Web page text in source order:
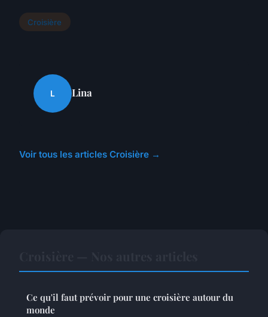
Croisière
L Lina
Voir tous les articles Croisière →
Ce qu'il faut prévoir pour une croisière autour du
monde